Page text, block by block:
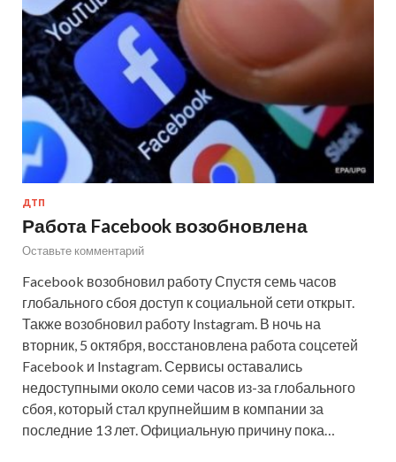
ДТП
Работа Facebook возобновлена
Оставьте комментарий
Facebook возобновил работу Спустя семь часов
глобального сбоя доступ к социальной сети открыт.
Также возобновил работу Instagram. В ночь на
вторник, 5 октября, восстановлена работа соцсетей
Facebook и Instagram. Сервисы оставались
недоступными около семи часов из-за глобального
сбоя, который стал крупнейшим в компании за
последние 13 лет. Официальную причину пока…